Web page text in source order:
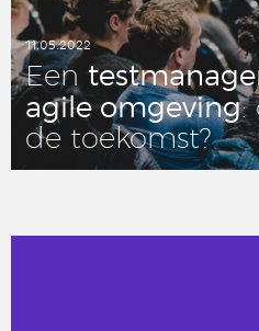
11.05.2022
Een
agile om­ge­ving:
de toe­komst?